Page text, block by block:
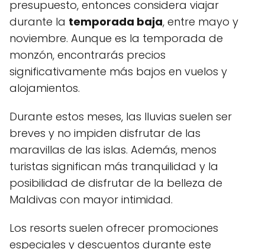
presupuesto, entonces considera viajar
durante la temporada baja, entre mayo y
noviembre. Aunque es la temporada de
monzón, encontrarás precios
significativamente más bajos en vuelos y
alojamientos.
Durante estos meses, las lluvias suelen ser
breves y no impiden disfrutar de las
maravillas de las islas. Además, menos
turistas significan más tranquilidad y la
posibilidad de disfrutar de la belleza de
Maldivas con mayor intimidad.
Los resorts suelen ofrecer promociones
especiales y descuentos durante este